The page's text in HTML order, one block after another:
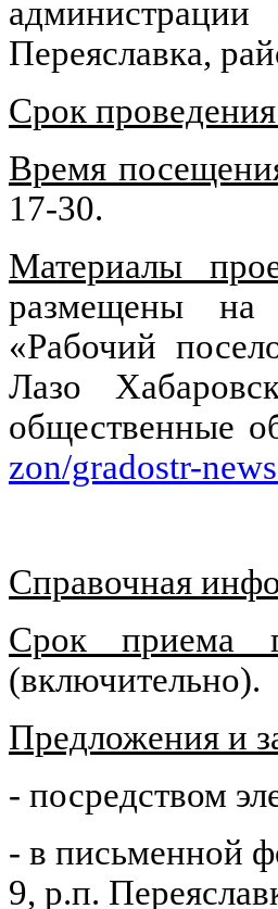
Переяславка,
Срок
Время
17-30.
Материалы
размещены на
«Рабочий
Лазо
общественные
zon/gradostr-
Справочная
Срок приема
(включительно).
Предложения и
- посредством
- в письменной
9, р.п.